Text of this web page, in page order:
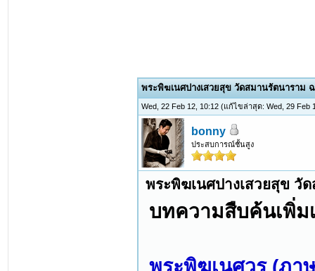
พระพิฆเนศปางเสวยสุข วัดสมานรัตนาราม ฉ
Wed, 22 Feb 12, 10:12(แก้ไขล่าสุด: Wed, 29 Feb
bonny
ประสบการณ์ชั้นสูง
พระพิฆเนศปางเสวยสุข วั
บทความสืบค้นเพิ่ม
พระพิฆเนศวร (ภา